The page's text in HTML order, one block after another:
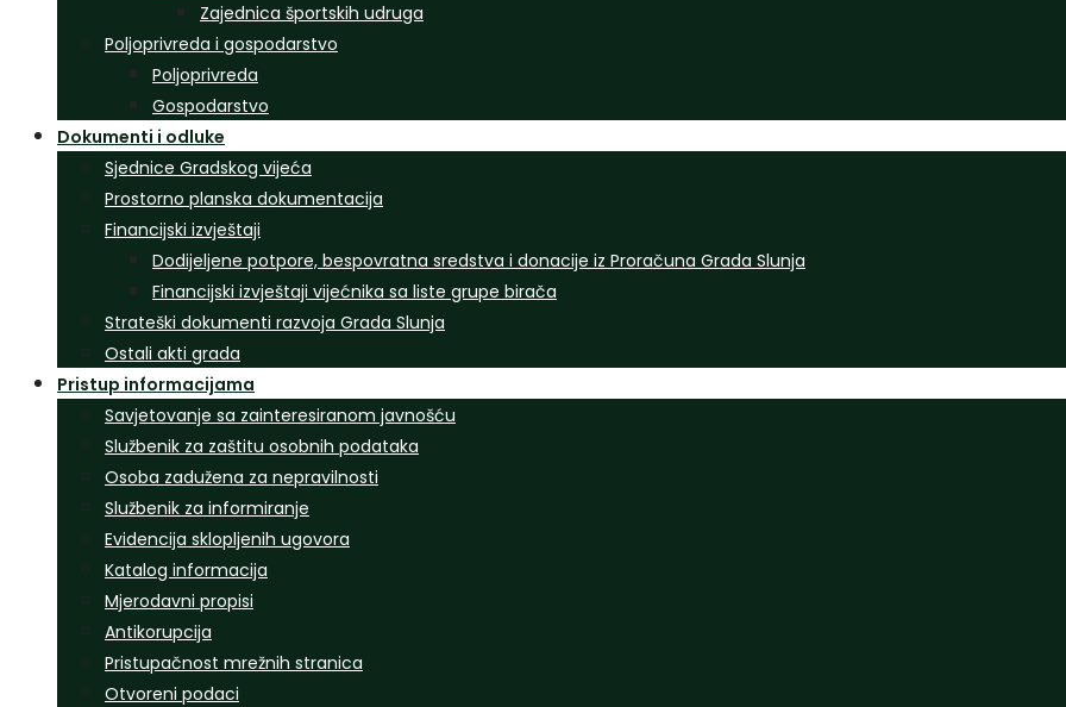
Zajednica športskih udruga
Poljoprivreda i gospodarstvo
Poljoprivreda
Gospodarstvo
Dokumenti i odluke
Sjednice Gradskog vijeća
Prostorno planska dokumentacija
Financijski izvještaji
Dodijeljene potpore, bespovratna sredstva i donacije iz Proračuna Grada Slunja
Financijski izvještaji vijećnika sa liste grupe birača
Strateški dokumenti razvoja Grada Slunja
Ostali akti grada
Pristup informacijama
Savjetovanje sa zainteresiranom javnošću
Službenik za zaštitu osobnih podataka
Osoba zadužena za nepravilnosti
Službenik za informiranje
Evidencija sklopljenih ugovora
Katalog informacija
Mjerodavni propisi
Antikorupcija
Pristupačnost mrežnih stranica
Otvoreni podaci